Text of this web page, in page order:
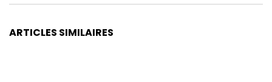
ARTICLES SIMILAIRES